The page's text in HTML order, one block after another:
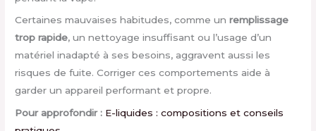
Certaines mauvaises habitudes, comme unremplissage
trop rapide, un nettoyage insuffisant ou l’usage d’un
matériel inadapté à ses besoins, aggravent aussi les
risques de fuite. Corriger ces comportements aide à
garder un appareil performant et propre.
Pour approfondir : E-liquides : compositions et conseils